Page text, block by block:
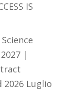
IS
|
2026 Luglio